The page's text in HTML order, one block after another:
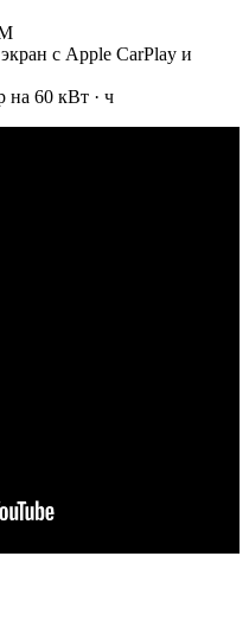
с Apple CarPlay и
на 60 кВт · ч